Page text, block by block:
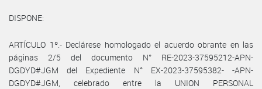
DISPONE:
ARTÍCULO 1º.- Declárese homologado el acuerdo obrante en las
páginas 2/5 del documento N° RE-2023-37595212-APN-
DGDYD#JGM del Expediente N° EX-2023-37595382- -APN-
DGDYD#JGM, celebrado entre la UNION PERSONAL